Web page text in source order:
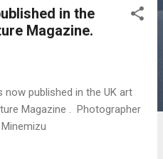
in the
Magazine.
now published in the UK art
Magazine . Photographer